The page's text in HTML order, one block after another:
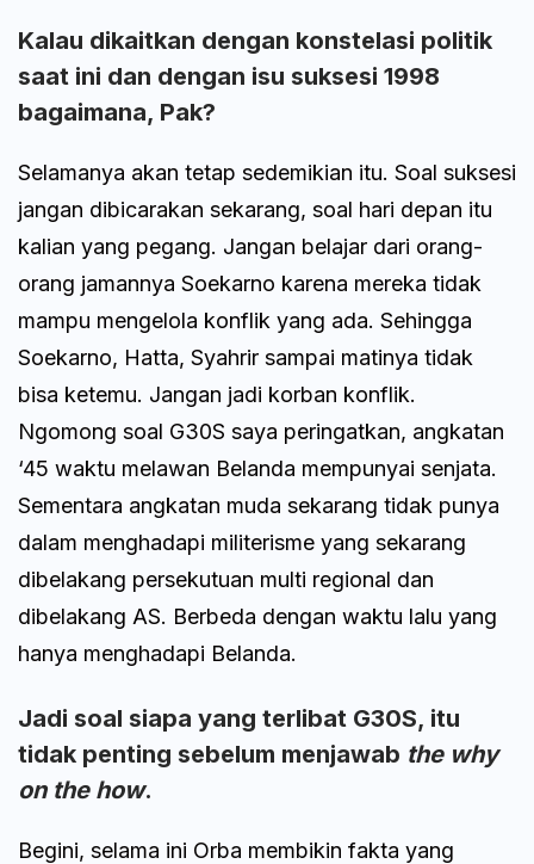
Kalau dikaitkan dengan konstelasi politik
saat ini dan dengan isu suksesi 1998
bagaimana, Pak?
Selamanya akan tetap sedemikian itu. Soal suksesi
jangan dibicarakan sekarang, soal hari depan itu
kalian yang pegang. Jangan belajar dari orang-
orang jamannya Soekarno karena mereka tidak
mampu mengelola konflik yang ada. Sehingga
Soekarno, Hatta, Syahrir sampai matinya tidak
bisa ketemu. Jangan jadi korban konflik.
Ngomong soal G30S saya peringatkan, angkatan
‘45 waktu melawan Belanda mempunyai senjata.
Sementara angkatan muda sekarang tidak punya
dalam menghadapi militerisme yang sekarang
dibelakang persekutuan multi regional dan
dibelakang AS. Berbeda dengan waktu lalu yang
hanya menghadapi Belanda.
Jadi soal siapa yang terlibat G30S, itu
tidak penting sebelum menjawab the why
on the how.
Begini, selama ini Orba membikin fakta yang